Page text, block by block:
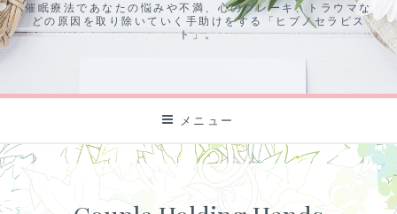
に
ス
キ
プ
催眠療法であなたの悩みや不満、心のブレーキ、トラウマな
どの原因を取り除いていく手助けをする「ヒプノセラピス
ト」。
メニュー